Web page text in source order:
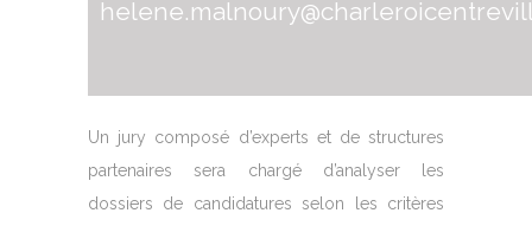
Un jury composé d’experts et de structures
partenaires sera chargé d’analyser les
dossiers de candidatures selon les critères